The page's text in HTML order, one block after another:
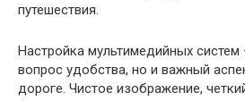
путешествия.
Настройка мультимедийных систем
вопрос удобства, но и важный
дороге. Чистое изображение,